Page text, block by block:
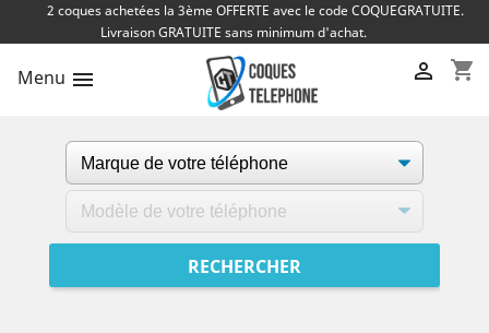
2 coques achetées la 3ème OFFERTE avec le code COQUEGRATUITE.
Livraison GRATUITE sans minimum d'achat.
Menu  shopping_cart
